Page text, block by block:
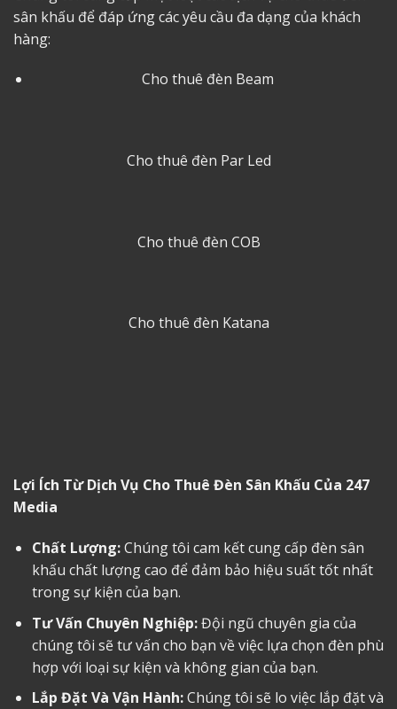
sân khấu để đáp ứng các yêu cầu đa dạng của khách
hàng:
Cho thuê đèn Beam
Cho thuê đèn Par Led
Cho thuê đèn COB
Cho thuê đèn Katana
Lợi Ích Từ Dịch Vụ Cho Thuê Đèn Sân Khấu Của 247
Media
Chất Lượng:Chúng tôi cam kết cung cấp đèn sân
khấu chất lượng cao để đảm bảo hiệu suất tốt nhất
trong sự kiện của bạn.
Tư Vấn Chuyên Nghiệp:Đội ngũ chuyên gia của
chúng tôi sẽ tư vấn cho bạn về việc lựa chọn đèn phù
hợp với loại sự kiện và không gian của bạn.
Lắp Đặt Và Vận Hành:Chúng tôi sẽ lo việc lắp đặt và